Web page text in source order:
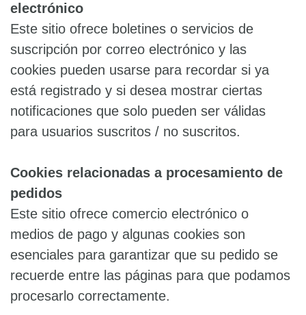
electrónico
Este sitio ofrece boletines o servicios de
suscripción por correo electrónico y las
cookies pueden usarse para recordar si ya
está registrado y si desea mostrar ciertas
notificaciones que solo pueden ser válidas
para usuarios suscritos / no suscritos.
Cookies relacionadas a procesamiento de
pedidos
Este sitio ofrece comercio electrónico o
medios de pago y algunas cookies son
esenciales para garantizar que su pedido se
recuerde entre las páginas para que podamos
procesarlo correctamente.